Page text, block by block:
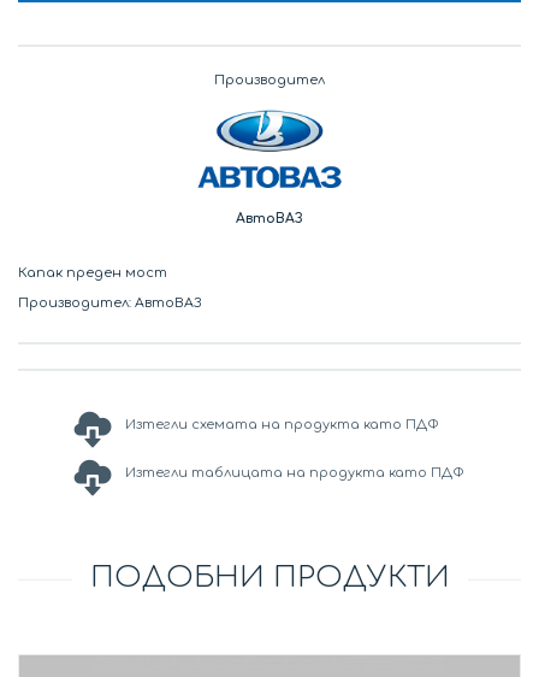
Производител
АвтоВАЗ
Капак преден мост
Производител: АвтоВАЗ
Изтегли схемата на продукта като ПДФ
Изтегли таблицата на продукта като ПДФ
ПОДОБНИ ПРОДУКТИ